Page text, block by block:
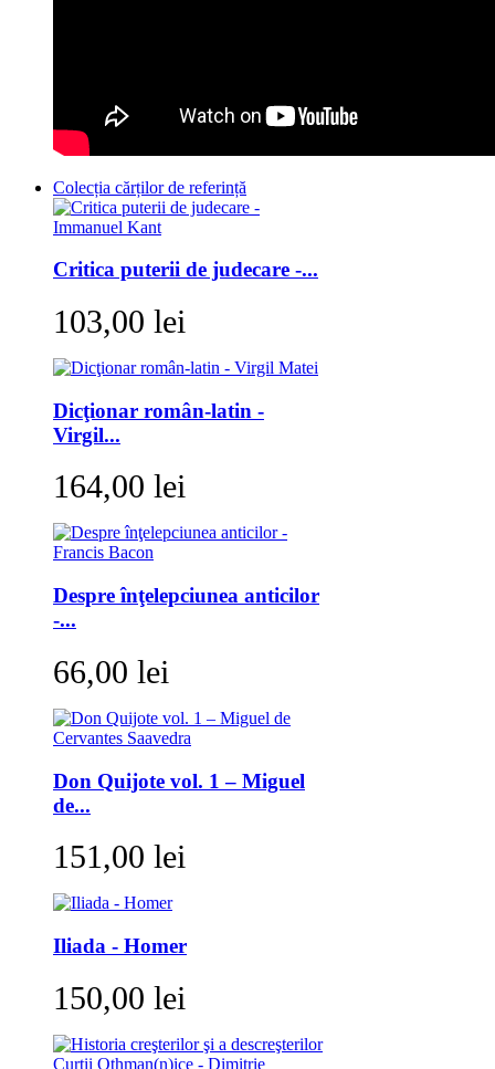
Colecția cărților de referință
Critica puterii de judecare -...
103,00 lei
Dicţionar român-latin -
Virgil...
164,00 lei
Despre înţelepciunea anticilor
-...
66,00 lei
Don Quijote vol. 1 – Miguel
de...
151,00 lei
Iliada - Homer
150,00 lei